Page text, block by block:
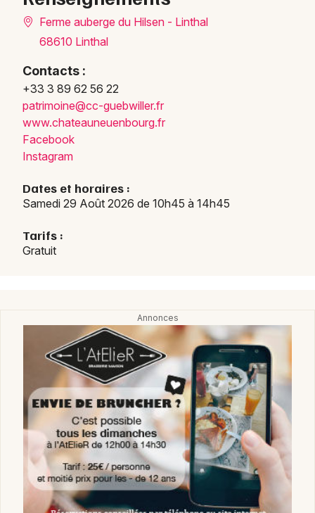
Ferme auberge du Hilsen - Linthal
68610 Linthal
Contacts :
+33 3 89 62 56 22
patrimoine@cc-guebwiller.fr
www.chateauneuenbourg.fr
Facebook
Instagram
Dates et horaires :
Samedi 29 Août 2026 de 10h45 à 14h45
Tarifs :
Gratuit